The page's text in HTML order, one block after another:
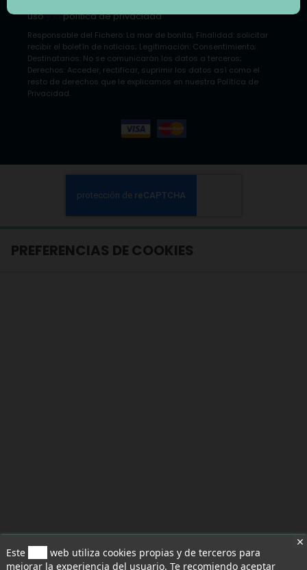
usoy lapolítica de privacidad
Responsable del Fichero: La mar de bonita; Finalidad: solicitar
recibir el boletín de noticias; Legitimación: Consentimiento;
Destinatarios: No se comunicarán los datos a terceros;
Derechos: Acceder, rectificar, suprimir los datos así como el
resto de derechos que le explicamos en nuestra Política de
Privacidad.
Este
web utiliza cookies propias y de terceros para
mejorar la experiencia del usuario. Te recomiendo aceptar
PREFERENCIAS DE COOKIES